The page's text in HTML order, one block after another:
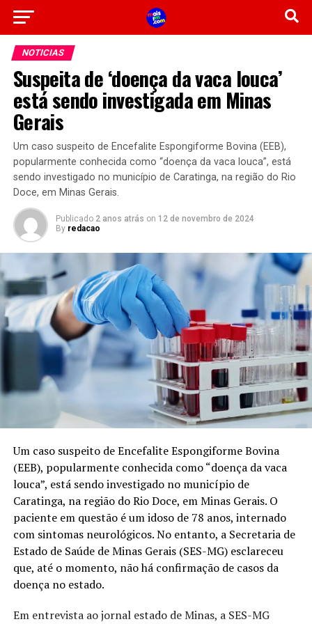
NOTICIAS
Suspeita de ‘doença da vaca louca’
está sendo investigada em Minas
Gerais
Um caso suspeito de Encefalite Espongiforme Bovina (EEB),
popularmente conhecida como “doença da vaca louca”, está
sendo investigado no município de Caratinga, na região do Rio
Doce, em Minas Gerais.
Publicado 2 anos atrás on 12 de novembro de 2024
By redacao
Um caso suspeito de Encefalite Espongiforme Bovina
(EEB), popularmente conhecida como “doença da vaca
louca”, está sendo investigado no município de
Caratinga, na região do Rio Doce, em Minas Gerais. O
paciente em questão é um idoso de 78 anos, internado
com sintomas neurológicos. No entanto, a Secretaria de
Estado de Saúde de Minas Gerais (SES-MG) esclareceu
que, até o momento, não há confirmação de casos da
doença no estado.
Em entrevista ao jornal estado de Minas, a SES-MG